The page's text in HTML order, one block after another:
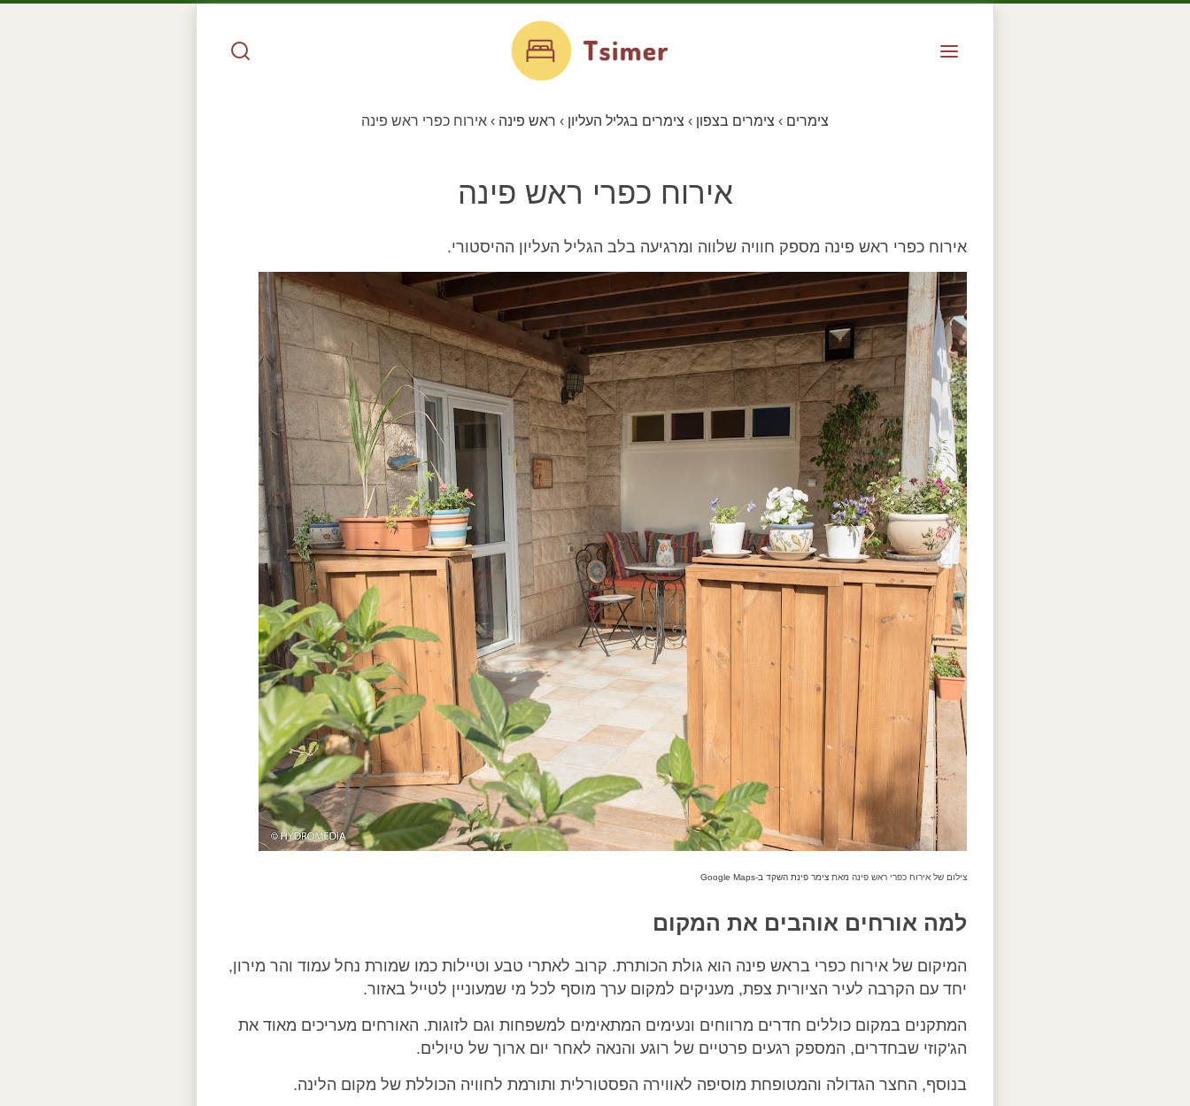
צימרים › צימרים בצפון › צימרים בגליל העליון › ראש פינה › אירוח כפרי ראש פינה
אירוח כפרי ראש פינה
אירוח כפרי ראש פינה מספק חוויה שלווה ומרגיעה בלב הגליל העליון ההיסטורי.
צילום של אירוח כפרי ראש פינה מאת צימר פינת השקד ב-Google Maps
למה אורחים אוהבים את המקום
המיקום של אירוח כפרי בראש פינה הוא גולת הכותרת. קרוב לאתרי טבע וטיילות כמו שמורת נחל עמוד והר מירון,
יחד עם הקרבה לעיר הציורית צפת, מעניקים למקום ערך מוסף לכל מי שמעוניין לטייל באזור.
המתקנים במקום כוללים חדרים מרווחים ונעימים המתאימים למשפחות וגם לזוגות. האורחים מעריכים מאוד את
הג'קוזי שבחדרים, המספק רגעים פרטיים של רוגע והנאה לאחר יום ארוך של טיולים.
בנוסף, החצר הגדולה והמטופחת מוסיפה לאווירה הפסטורלית ותורמת לחוויה הכוללת של מקום הלינה.